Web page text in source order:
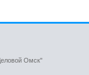
Омск"